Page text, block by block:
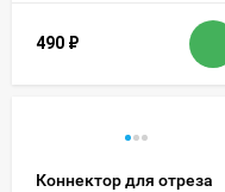
490 ₽
Коннектор для отреза